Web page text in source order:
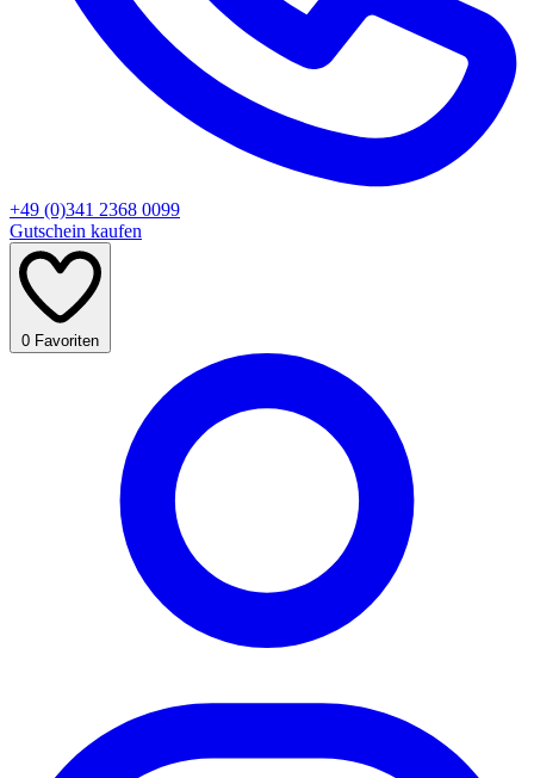
+49 (0)341 2368 0099
Gutschein kaufen
0 Favoriten